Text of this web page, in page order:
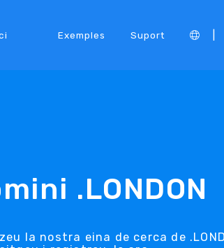
Exemples Suport
.LONDON
la nostra eina de cerca de